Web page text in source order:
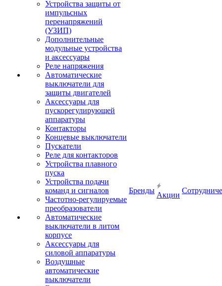
Устройства защиты от
импульсных
перенапряжений
(УЗИП)
Дополнительные
модульные устройства
и аксессуары
Реле напряжения
Автоматические
выключатели для
защиты двигателей
Аксессуары для
пускорегулирующей
аппаратуры
Контакторы
Концевые выключатели
Пускатели
Реле для контакторов
Устройства плавного
пуска
Устройства подачи
команд и сигналов
Частотно-регулируемые
преобразователи
Автоматические
выключатели в литом
корпусе
Аксессуары для
силовой аппаратуры
Воздушные
автоматические
выключатели
Бренды
Акции